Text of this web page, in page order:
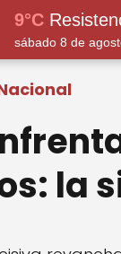
9°C
sábado 8 de
la